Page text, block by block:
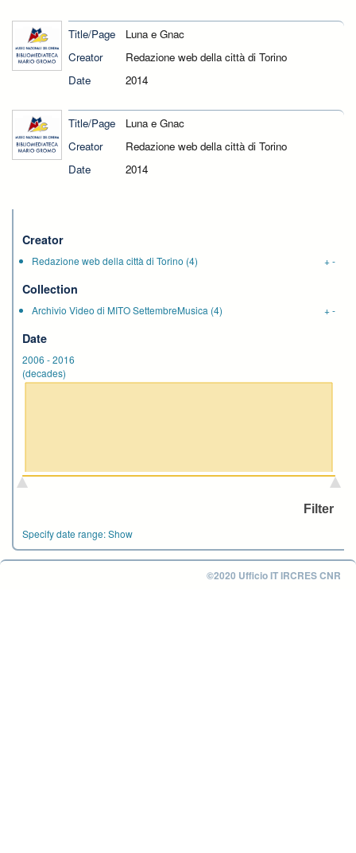
Title/Page
Luna e Gnac
Creator
Redazione web della città di Torino
Date
2014
Title/Page
Luna e Gnac
Creator
Redazione web della città di Torino
Date
2014
Creator
Redazione web della città di Torino (4) +-
Collection
Archivio Video di MITO SettembreMusica (4) +-
Date
2006 -2016
(decades)
Specify date range:Show
©2020 Ufficio IT IRCRES CNR